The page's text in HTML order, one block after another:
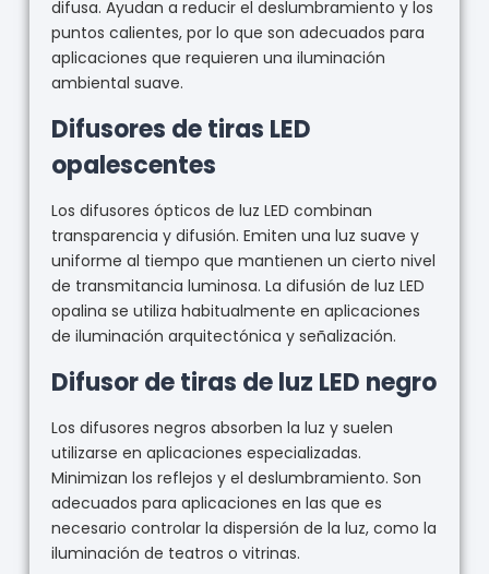
difusa. Ayudan a reducir el deslumbramiento y los
puntos calientes, por lo que son adecuados para
aplicaciones que requieren una iluminación
ambiental suave.
Difusores de tiras LED
opalescentes
Los difusores ópticos de luz LED combinan
transparencia y difusión. Emiten una luz suave y
uniforme al tiempo que mantienen un cierto nivel
de transmitancia luminosa. La difusión de luz LED
opalina se utiliza habitualmente en aplicaciones
de iluminación arquitectónica y señalización.
Difusor de tiras de luz LED negro
Los difusores negros absorben la luz y suelen
utilizarse en aplicaciones especializadas.
Minimizan los reflejos y el deslumbramiento. Son
adecuados para aplicaciones en las que es
necesario controlar la dispersión de la luz, como la
iluminación de teatros o vitrinas.